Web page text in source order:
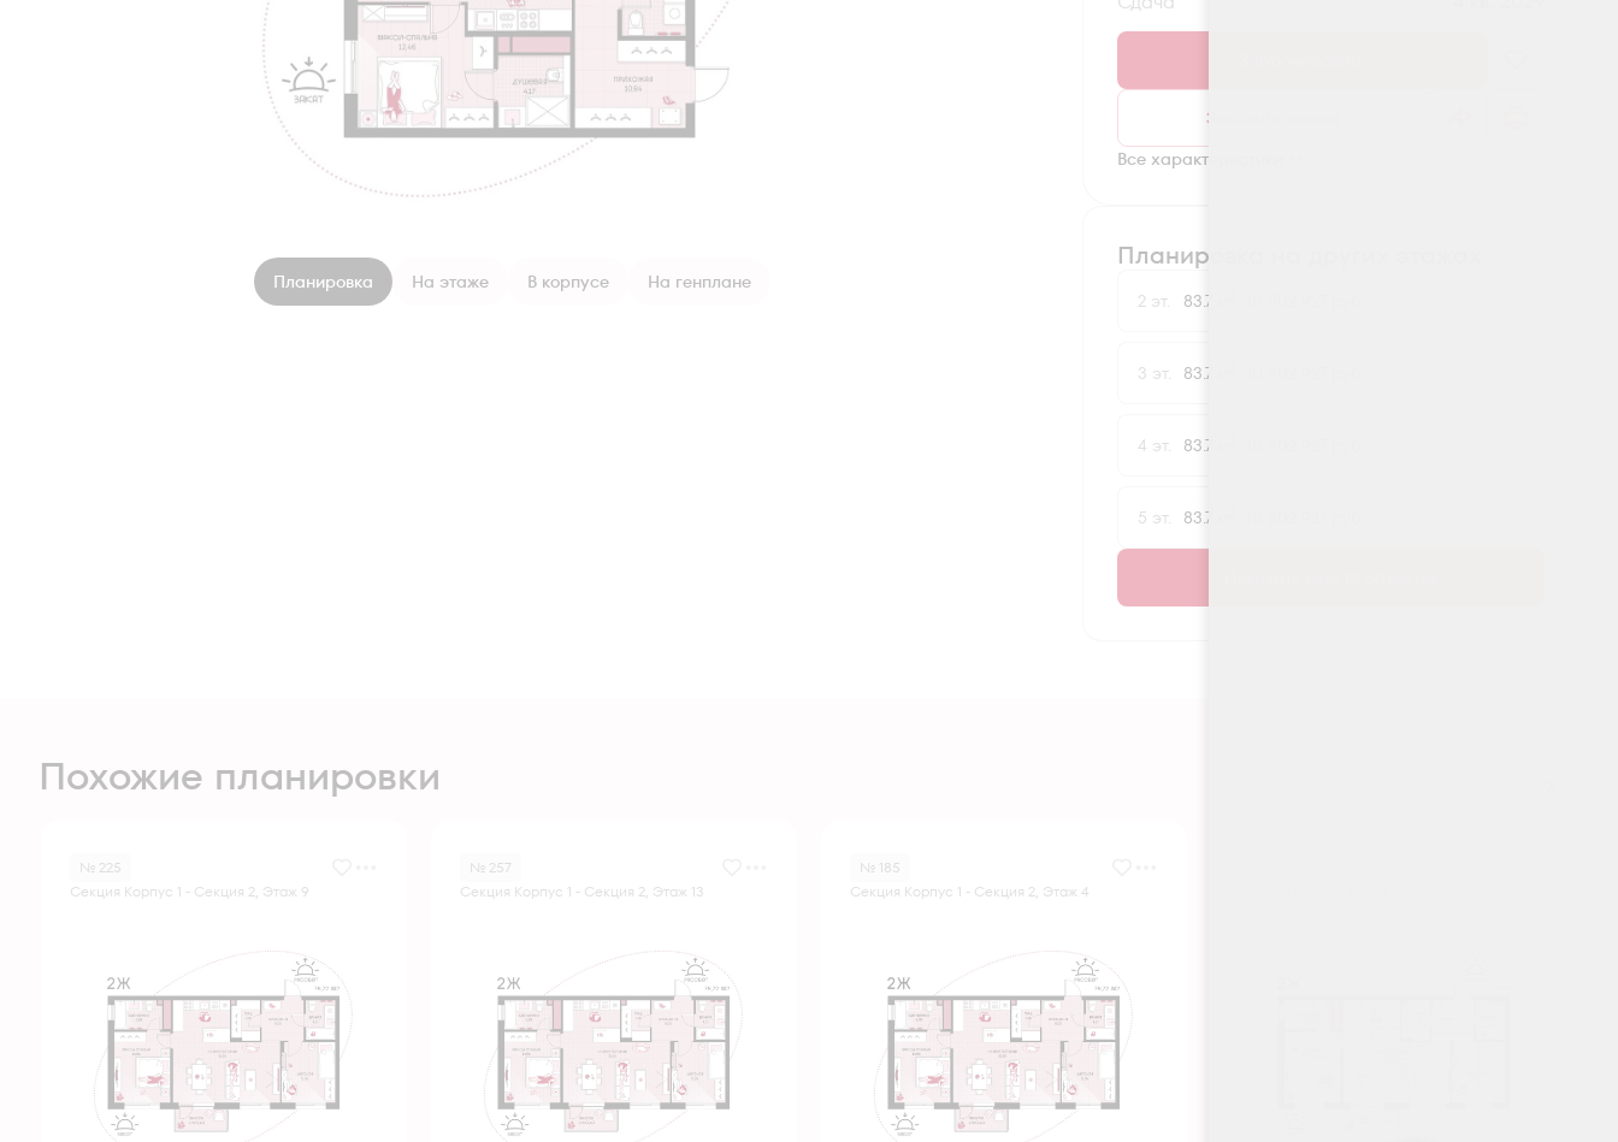
Планировка На этаже В корпусе На генплане
Заказать звонок
Все характеристики
Планировка на других этажах
2 эт. 83.7 м
3 эт. 83.7 м
4 эт. 83.7 м
5 эт. 83.7 м
Похожие планировки
№ 225
Секция Корпус 1 - Секция 2, Этаж 9
№ 257
Секция Корпус 1 - Секция 2, Этаж 13
№ 185
Секция Корпус 1 - Секция 2, Этаж 4